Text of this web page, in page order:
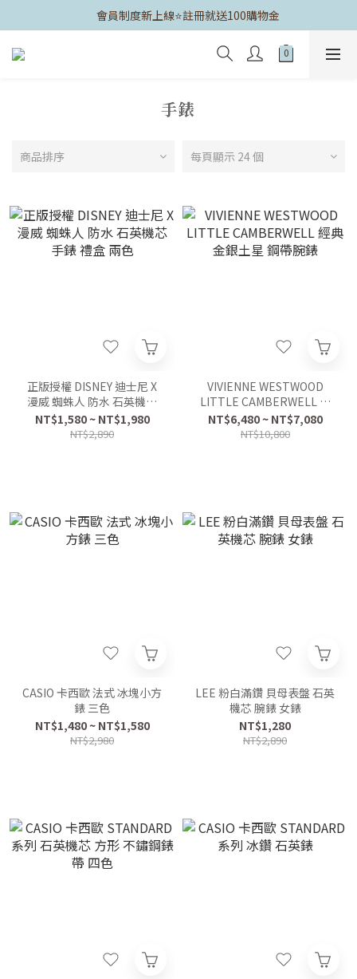
	會員制度新上線⭐️註冊就送100購物金
手錶
商品排序 每頁顯示 24 個
正版授權 DISNEY 迪士尼 X
漫威 蜘蛛人 防水 石英機芯
手錶 禮盒 兩色
NT$1,580 ~ NT$1,980
NT$2,890
VIVIENNE WESTWOOD
LITTLE CAMBERWELL 經
典金銀土星 鋼帶腕錶
NT$6,480 ~ NT$7,080
NT$10,800
CASIO 卡西歐 法式 冰塊小方
錶 三色
NT$1,480 ~ NT$1,580
NT$2,980
LEE 粉白滿鑽 貝母表盤 石英
機芯 腕錶 女錶
NT$1,280
NT$2,890